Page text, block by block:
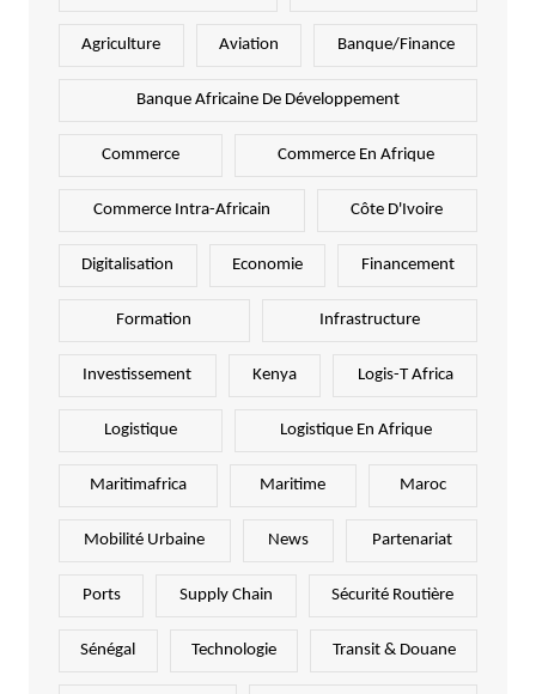
Agriculture Aviation Banque/Finance
Banque Africaine De Développement
Commerce Commerce En Afrique
Commerce Intra-Africain Côte D'Ivoire
Digitalisation Economie Financement
Formation Infrastructure
Investissement Kenya Logis-T Africa
Logistique Logistique En Afrique
Maritimafrica Maritime Maroc
Mobilité Urbaine News Partenariat
Ports Supply Chain Sécurité Routière
Sénégal Technologie Transit & Douane